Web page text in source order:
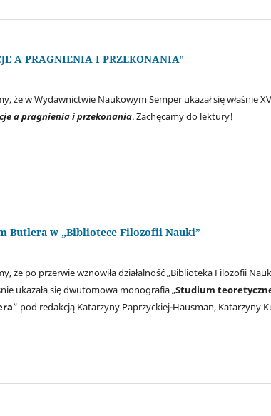
A PRAGNIENIA I PRZEKONANIA"
że w Wydawnictwie Naukowym Semper ukazał się właśnie
a pragnienia i przekonania. Zachęcamy do lektury!
Butlera w „Bibliotece Filozofii Nauki”
że po przerwie wznowiła działalność „Biblioteka Filozofii
ukazała się dwutomowa monografia „Studium
” pod redakcją Katarzyny Paprzyckiej-Hausman, Katarzyny